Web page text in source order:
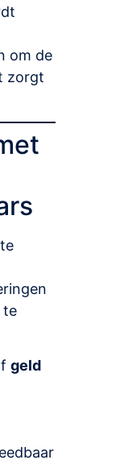
om de
zorgt
te
geld